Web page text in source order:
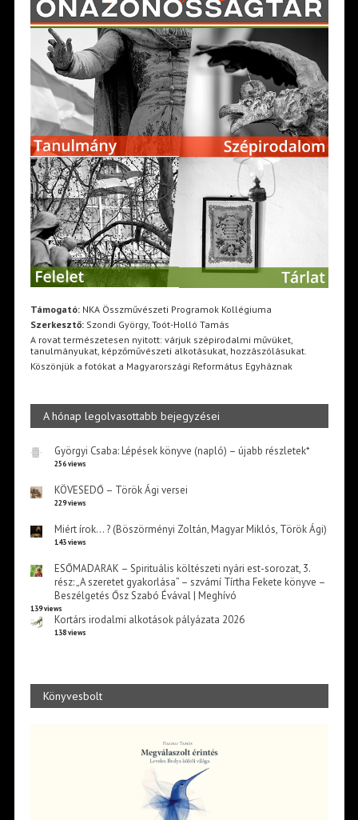
Támogató:NKA Összművészeti Programok Kollégiuma
Szerkesztő:Szondi György, Toót-Holló Tamás
A rovat természetesen nyitott: várjuk szépirodalmi művüket,
tanulmányukat, képzőművészeti alkotásukat, hozzászólásukat.
Köszönjük a fotókat a Magyarországi Református Egyháznak
A hónap legolvasottabb bejegyzései
Györgyi Csaba: Lépések könyve (napló) – újabb részletek*
256 views
KÖVESEDŐ – Török Ági versei
229 views
Miért írok… ? (Böszörményi Zoltán, Magyar Miklós, Török Ági)
143 views
ESŐMADARAK – Spirituális költészeti nyári est-sorozat, 3.
rész: „A szeretet gyakorlása” – szvámí Tírtha Fekete könyve –
Beszélgetés Ősz Szabó Évával | Meghívó
139 views
Kortárs irodalmi alkotások pályázata 2026
138 views
Könyvesbolt